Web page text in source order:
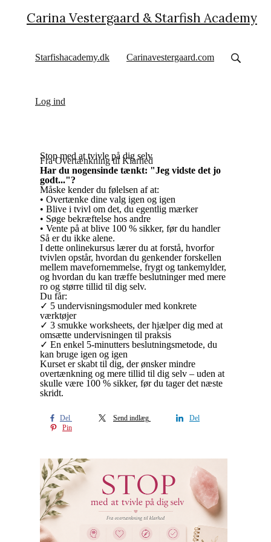
Carina Vestergaard & Starfish Academy
Starfishacademy.dk Carinavestergaard.com
Log ind
Stop med at tvivle på dig selv
Fra Overtænkning til Klarhed
Har du nogensinde tænkt: "Jeg vidste det jo
godt..."?
Måske kender du følelsen af at:
• Overtænke dine valg igen og igen
• Blive i tvivl om det, du egentlig mærker
• Søge bekræftelse hos andre
• Vente på at blive 100 % sikker, før du handler
Så er du ikke alene.
I dette onlinekursus lærer du at forstå, hvorfor
tvivlen opstår, hvordan du genkender forskellen
mellem mavefornemmelse, frygt og tankemylder,
og hvordan du kan træffe beslutninger med mere
ro og større tillid til dig selv.
Du får:
✓ 5 undervisningsmoduler med konkrete
værktøjer
✓ 3 smukke worksheets, der hjælper dig med at
omsætte undervisningen til praksis
✓ En enkel 5-minutters beslutningsmetode, du
kan bruge igen og igen
Kurset er skabt til dig, der ønsker mindre
overtænkning og mere tillid til dig selv – uden at
skulle være 100 % sikker, før du tager det næste
skridt.
Del Send indlæg
Del
Pin